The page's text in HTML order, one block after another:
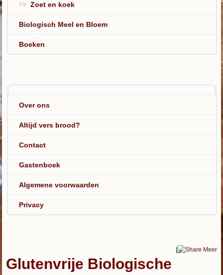
Zoet en koek
Biologisch Meel en Bloem
Boeken
Over ons
Altijd vers brood?
Contact
Gastenboek
Algemene voorwaarden
Privacy
Meer
Glutenvrije Biologische